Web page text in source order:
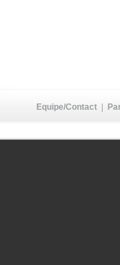
Equipe/Contact